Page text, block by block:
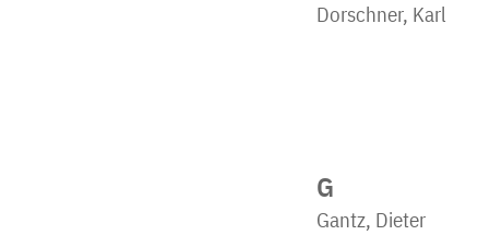
Dorschner, Karl
G
Gantz, Dieter